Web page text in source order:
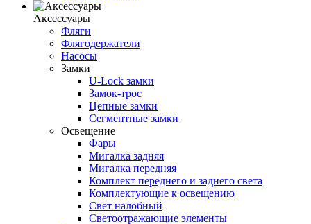
Аксессуары
Фляги
Флягодержатели
Насосы
Замки
U-Lock замки
Замок-трос
Цепные замки
Сегментные замки
Освещение
Фары
Мигалка задняя
Мигалка передняя
Комплект переднего и заднего света
Комплектующие к освещению
Свет налобный
Светоотражающие элементы